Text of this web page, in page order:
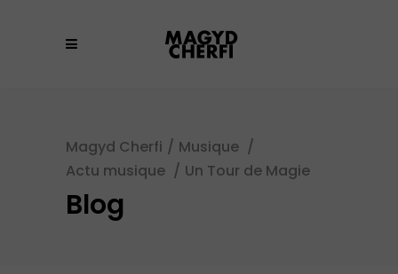
Magyd Cherfi / Musique /
Actu musique / Un Tour de Magie
Blog